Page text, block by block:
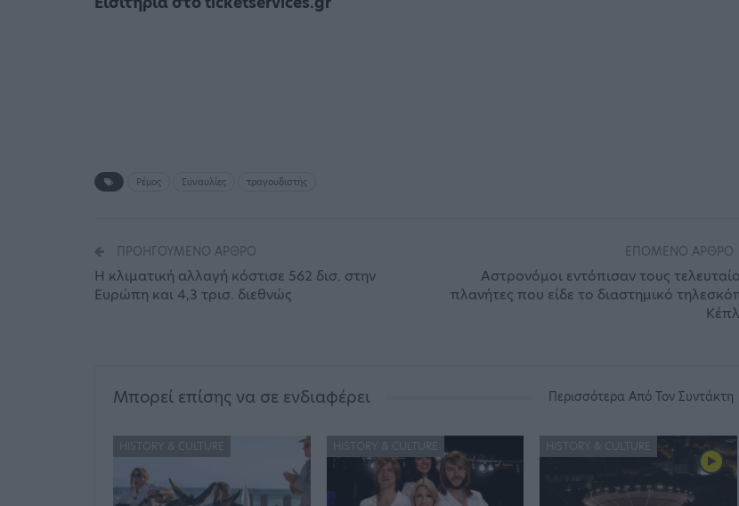
Ρέμος Συναυλίες τραγουδιστής
ΠΡΟΗΓΟΎΜΕΝΟ ΆΡΘΡΟ
Η κλιματική αλλαγή κόστισε 562 δισ. στην
Ευρώπη και 4,3 τρισ. διεθνώς
ΕΠΌΜΕΝΟ ΆΡΘΡΟ
Αστρονόμοι εντόπισαν τους
πλανήτες που είδε το διαστημικό
Μπορεί επίσης να σε ενδιαφέρει Περισσότερα Από Τον Συντάκτη
HISTORY & CULTURE HISTORY & CULTURE HISTORY & CULTURE